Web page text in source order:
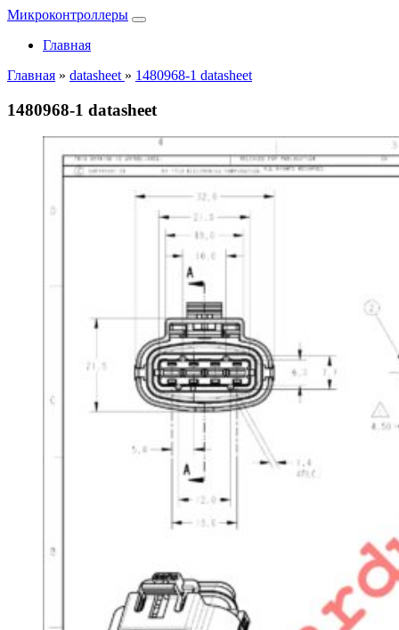
Микроконтроллеры
Главная
Главная » datasheet » 1480968-1 datasheet
1480968-1 datasheet